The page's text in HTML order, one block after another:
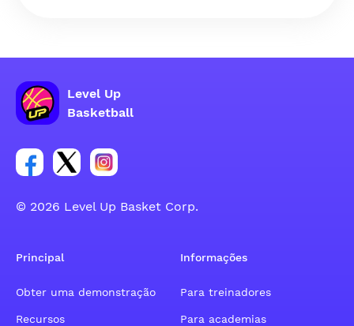
Level Up
Basketball
Link para o grupo social da conta do Facebook
Link para o grupo social da conta do tweeter
Link para o grupo social da conta do
© 2026 Level Up Basket Corp.
Principal
Obter uma demonstração
Recursos
Informações
Para treinadores
Para academias